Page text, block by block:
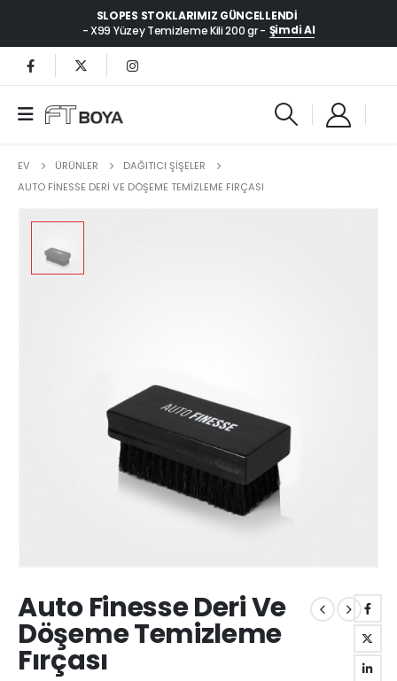
SLOPES STOKLARIMIZ GÜNCELLENDI
- X99 Yüzey Temizleme Kili 200 gr - Şimdi Al
EV ÜRÜNLER
DAĞITICI ŞİŞELER
AUTO FINESSE DERI VE DÖŞEME TEMIZLEME FIRÇASI
Auto Finesse Deri Ve
Döşeme Temizleme
Fırçası